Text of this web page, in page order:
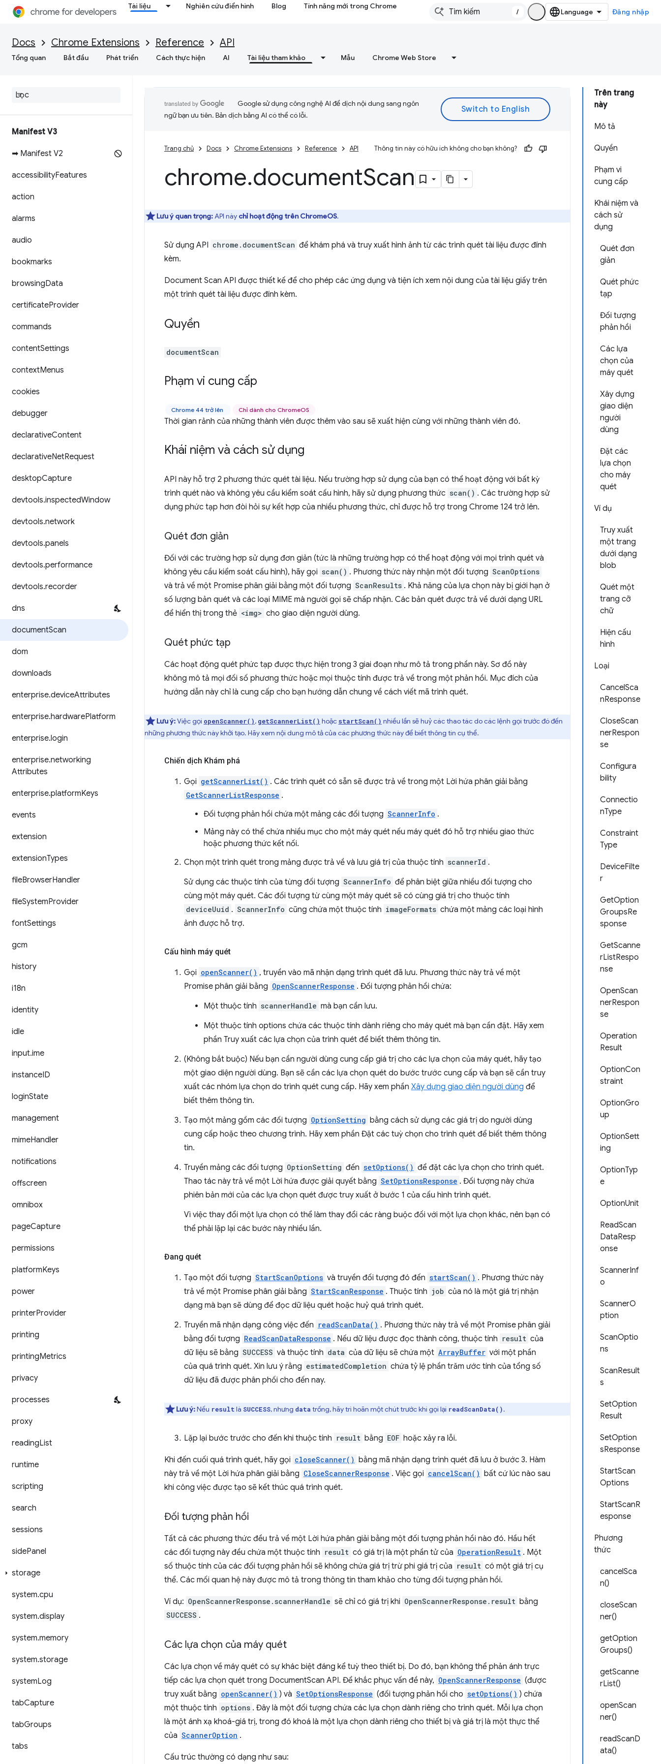
Tài liệu Nghiên cứu điển hình Blog Tính năng mới trong Chrome
/ Đăng nhập
Docs Chrome Extensions Reference API
Tổng quan Bắt đầu Phát triển Cách thực hiện AI Tài liệu tham khảo Mẫu Chrome Web Store
Manifest V3
➡ Manifest V2
accessibilityFeatures
action
alarms
audio
bookmarks
browsingData
certificateProvider
commands
contentSettings
contextMenus
cookies
debugger
declarativeContent
declarativeNetRequest
desktopCapture
devtools.inspectedWindow
devtools.network
devtools.panels
devtools.performance
devtools.recorder
dns
documentScan
dom
downloads
enterprise.deviceAttributes
enterprise.hardwarePlatform
enterprise.login
enterprise.networking
Attributes
enterprise.platformKeys
events
extension
extensionTypes
fileBrowserHandler
fileSystemProvider
fontSettings
gcm
history
i18n
identity
idle
input.ime
instanceID
loginState
management
mimeHandler
notifications
offscreen
omnibox
pageCapture
permissions
platformKeys
power
printerProvider
printing
printingMetrics
privacy
processes
proxy
readingList
runtime
scripting
search
sessions
sidePanel
storage
system.cpu
system.display
system.memory
system.storage
systemLog
tabCapture
tabGroups
tabs
Trên trang
này
Mô tả
Quyền
Phạm vi
cung cấp
Khái niệm và
cách sử
dụng
Quét đơn
giản
Quét phức
tạp
Đối tượng
phản hồi
Các lựa
chọn của
máy quét
Xây dựng
giao diện
người
dùng
Đặt các
lựa chọn
cho máy
quét
Ví dụ
Truy xuất
một trang
dưới dạng
blob
Quét một
trang cỡ
chữ
Hiện cấu
hình
Loại
CancelSca
nResponse
CloseScan
nerRespon
se
Configura
bility
Connectio
nType
Constraint
Type
DeviceFilte
r
GetOption
GroupsRe
sponse
GetScanne
rListRespo
nse
OpenScan
nerRespon
se
Operation
Result
OptionCon
straint
OptionGro
up
OptionSett
ing
OptionTyp
e
OptionUnit
ReadScan
DataResp
onse
ScannerInf
o
ScannerO
ption
ScanOptio
ns
ScanResult
s
SetOption
Result
SetOption
sResponse
StartScan
Options
StartScanR
esponse
Phương
thức
cancelSca
n()
closeScan
ner()
getOption
Groups()
getScanne
rList()
openScan
ner()
readScanD
ata()
Google sử dụng công nghệ AI để dịch nội dung sang ngôn
ngữ bạn ưu tiên. Bản dịch bằng AI có thể có lỗi.
Trang chủ Docs Chrome Extensions Reference API Thông tin này có hữu ích không cho bạn không?
chrome.documentScan
Lưu ý quan trọng:API này chỉ hoạt động trên ChromeOS.
Sử dụng API chrome.documentScan để khám phá và truy xuất hình ảnh từ các trình quét tài liệu được đính
kèm.
Document Scan API được thiết kế để cho phép các ứng dụng và tiện ích xem nội dung của tài liệu giấy trên
một trình quét tài liệu được đính kèm.
Quyền
documentScan
Phạm vi cung cấp
Chrome 44 trở lên Chỉ dành cho ChromeOS
Thời gian rảnh của những thành viên được thêm vào sau sẽ xuất hiện cùng với những thành viên đó.
Khái niệm và cách sử dụng
API này hỗ trợ 2 phương thức quét tài liệu. Nếu trường hợp sử dụng của bạn có thể hoạt động với bất kỳ
trình quét nào và không yêu cầu kiểm soát cấu hình, hãy sử dụng phương thức scan() . Các trường hợp sử
dụng phức tạp hơn đòi hỏi sự kết hợp của nhiều phương thức, chỉ được hỗ trợ trong Chrome 124 trở lên.
Quét đơn giản
Đối với các trường hợp sử dụng đơn giản (tức là những trường hợp có thể hoạt động với mọi trình quét và
không yêu cầu kiểm soát cấu hình), hãy gọi scan() . Phương thức này nhận một đối tượng ScanOptions
và trả về một Promise phân giải bằng một đối tượng ScanResults . Khả năng của lựa chọn này bị giới hạn ở
số lượng bản quét và các loại MIME mà người gọi sẽ chấp nhận. Các bản quét được trả về dưới dạng URL
để hiển thị trong thẻ <img> cho giao diện người dùng.
Quét phức tạp
Các hoạt động quét phức tạp được thực hiện trong 3 giai đoạn như mô tả trong phần này. Sơ đồ này
không mô tả mọi đối số phương thức hoặc mọi thuộc tính được trả về trong một phản hồi. Mục đích của
hướng dẫn này chỉ là cung cấp cho bạn hướng dẫn chung về cách viết mã trình quét.
Lưu ý:Việc gọi openScanner(), getScannerList() hoặc startScan() nhiều lần sẽ huỷ các thao tác do các lệnh gọi trước đó đến
những phương thức này khởi tạo. Hãy xem nội dung mô tả của các phương thức này để biết thông tin cụ thể.
Chiến dịch Khám phá
Gọi getScannerList() . Các trình quét có sẵn sẽ được trả về trong một Lời hứa phân giải bằng
GetScannerListResponse .
Đối tượng phản hồi chứa một mảng các đối tượng ScannerInfo .
Mảng này có thể chứa nhiều mục cho một máy quét nếu máy quét đó hỗ trợ nhiều giao thức
hoặc phương thức kết nối.
Chọn một trình quét trong mảng được trả về và lưu giá trị của thuộc tính scannerId .
Sử dụng các thuộc tính của từng đối tượng ScannerInfo để phân biệt giữa nhiều đối tượng cho
cùng một máy quét. Các đối tượng từ cùng một máy quét sẽ có cùng giá trị cho thuộc tính
deviceUuid . ScannerInfo cũng chứa một thuộc tính imageFormats chứa một mảng các loại hình
ảnh được hỗ trợ.
Cấu hình máy quét
Gọi openScanner() , truyền vào mã nhận dạng trình quét đã lưu. Phương thức này trả về một
Promise phân giải bằng OpenScannerResponse . Đối tượng phản hồi chứa:
Một thuộc tính scannerHandle mà bạn cần lưu.
Một thuộc tính options chứa các thuộc tính dành riêng cho máy quét mà bạn cần đặt. Hãy xem
phần Truy xuất các lựa chọn của trình quét để biết thêm thông tin.
(Không bắt buộc) Nếu bạn cần người dùng cung cấp giá trị cho các lựa chọn của máy quét, hãy tạo
một giao diện người dùng. Bạn sẽ cần các lựa chọn quét do bước trước cung cấp và bạn sẽ cần truy
xuất các nhóm lựa chọn do trình quét cung cấp. Hãy xem phần Xây dựng giao diện người dùng để
biết thêm thông tin.
Tạo một mảng gồm các đối tượng OptionSetting bằng cách sử dụng các giá trị do người dùng
cung cấp hoặc theo chương trình. Hãy xem phần Đặt các tuỳ chọn cho trình quét để biết thêm thông
tin.
Truyền mảng các đối tượng OptionSetting đến setOptions() để đặt các lựa chọn cho trình quét.
Thao tác này trả về một Lời hứa được giải quyết bằng SetOptionsResponse . Đối tượng này chứa
phiên bản mới của các lựa chọn quét được truy xuất ở bước 1 của cấu hình trình quét.
Vì việc thay đổi một lựa chọn có thể làm thay đổi các ràng buộc đối với một lựa chọn khác, nên bạn có
thể phải lặp lại các bước này nhiều lần.
Đang quét
Tạo một đối tượng StartScanOptions và truyền đối tượng đó đến startScan() . Phương thức này
trả về một Promise phân giải bằng StartScanResponse . Thuộc tính job của nó là một giá trị nhận
dạng mà bạn sẽ dùng để đọc dữ liệu quét hoặc huỷ quá trình quét.
Truyền mã nhận dạng công việc đến readScanData() . Phương thức này trả về một Promise phân giải
bằng đối tượng ReadScanDataResponse . Nếu dữ liệu được đọc thành công, thuộc tính result của
dữ liệu sẽ bằng SUCCESS và thuộc tính data của dữ liệu sẽ chứa một ArrayBuffer với một phần
của quá trình quét. Xin lưu ý rằng estimatedCompletion chứa tỷ lệ phần trăm ước tính của tổng số
dữ liệu đã được phân phối cho đến nay.
Lưu ý:Nếu result là SUCCESS, nhưng data trống, hãy trì hoãn một chút trước khi gọi lại readScanData().
Lặp lại bước trước cho đến khi thuộc tính result bằng EOF hoặc xảy ra lỗi.
Khi đến cuối quá trình quét, hãy gọi closeScanner() bằng mã nhận dạng trình quét đã lưu ở bước 3. Hàm
này trả về một Lời hứa phân giải bằng CloseScannerResponse . Việc gọi cancelScan() bất cứ lúc nào sau
khi công việc được tạo sẽ kết thúc quá trình quét.
Đối tượng phản hồi
Tất cả các phương thức đều trả về một Lời hứa phân giải bằng một đối tượng phản hồi nào đó. Hầu hết
các đối tượng này đều chứa một thuộc tính result có giá trị là một phần tử của OperationResult . Một
số thuộc tính của các đối tượng phản hồi sẽ không chứa giá trị trừ phi giá trị của result có một giá trị cụ
thể. Các mối quan hệ này được mô tả trong thông tin tham khảo cho từng đối tượng phản hồi.
Ví dụ: OpenScannerResponse.scannerHandle sẽ chỉ có giá trị khi OpenScannerResponse.result bằng
SUCCESS .
Các lựa chọn của máy quét
Các lựa chọn về máy quét có sự khác biệt đáng kể tuỳ theo thiết bị. Do đó, bạn không thể phản ánh trực
tiếp các lựa chọn quét trong DocumentScan API. Để khắc phục vấn đề này, OpenScannerResponse (được
truy xuất bằng openScanner() ) và SetOptionsResponse (đối tượng phản hồi cho setOptions() ) chứa
một thuộc tính options . Đây là một đối tượng chứa các lựa chọn dành riêng cho trình quét. Mỗi lựa chọn
là một ánh xạ khoá-giá trị, trong đó khoá là một lựa chọn dành riêng cho thiết bị và giá trị là một thực thể
của ScannerOption .
Cấu trúc thường có dạng như sau: